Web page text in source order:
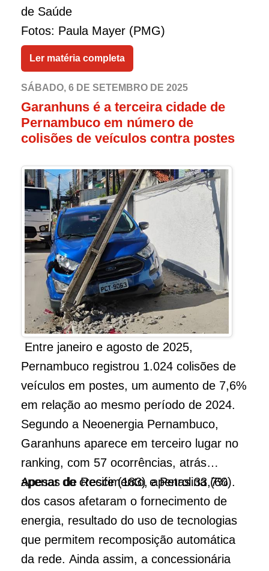
de Saúde
Fotos: Paula Mayer (PMG)
Ler matéria completa
SÁBADO, 6 DE SETEMBRO DE 2025
Garanhuns é a terceira cidade de
Pernambuco em número de
colisões de veículos contra postes
Entre janeiro e agosto de 2025,
Pernambuco registrou 1.024 colisões de
veículos em postes, um aumento de 7,6%
em relação ao mesmo período de 2024.
Segundo a Neoenergia Pernambuco,
Garanhuns aparece em terceiro lugar no
ranking, com 57 ocorrências, atrás
apenas de Recife (183) e Petrolina (60).
Apesar do crescimento, apenas 33,7%
dos casos afetaram o fornecimento de
energia, resultado do uso de tecnologias
que permitem recomposição automática
da rede. Ainda assim, a concessionária